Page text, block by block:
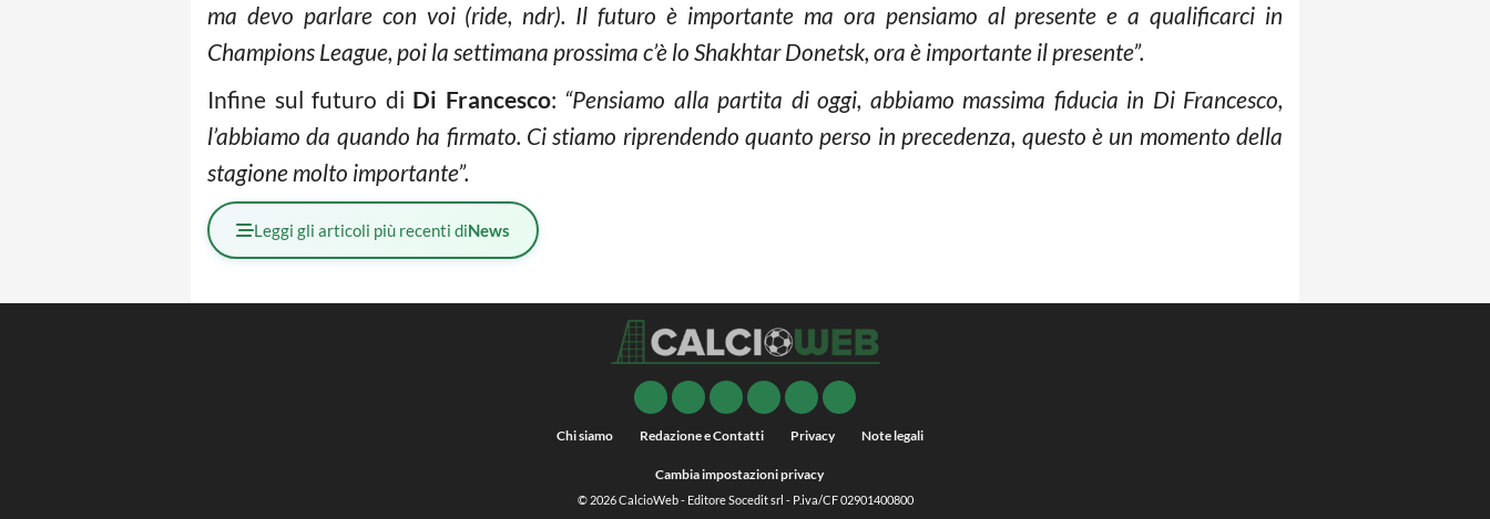
ma devo parlare con voi (ride, ndr). Il futuro è importante ma ora pensiamo al presente e a qualificarci in
Champions League, poi la settimana prossima c’è lo Shakhtar Donetsk, ora è importante il presente”.
Infine sul futuro di Di Francesco: “Pensiamo alla partita di oggi, abbiamo massima fiducia in Di Francesco,
l’abbiamo da quando ha firmato. Ci stiamo riprendendo quanto perso in precedenza, questo è un momento della
stagione molto importante”.
Leggi gli articoli più recenti diNews
Chi siamo Redazione e Contatti Privacy Note legali
Cambia impostazioni privacy
© 2026CalcioWeb- Editore Socedit srl - P.iva/CF 02901400800